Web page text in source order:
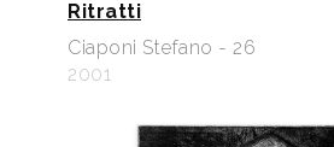
Ritratti
Ciaponi Stefano - 26
2001